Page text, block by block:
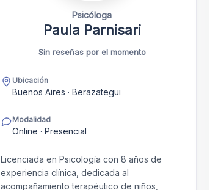
Psicóloga
Paula Parnisari
Sin reseñas por el momento
Ubicación
Buenos Aires · Berazategui
Modalidad
Online · Presencial
Licenciada en Psicología con 8 años de
experiencia clínica, dedicada al
acompañamiento terapéutico de niños,